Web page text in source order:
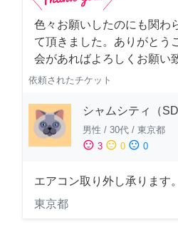
色々お願いしたのにも関わ
て頂きました。ありがとう
会があればよろしくお願い
依頼されたチケット
シャムシティ（
男性 / 30代 / 東京都
sentiment_satisfied 3 sentiment_neutral 0 sentiment_dissatisfied 0
エアコン取り外し承ります。
東京都